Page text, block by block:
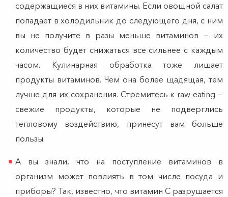
содержащиеся в них витамины. Если овощной салат
попадает в холодильник до следующего дня, с ним
вы не получите в разы меньше витаминов — их
количество будет снижаться все сильнее с каждым
часом. Кулинарная обработка тоже лишает
продукты витаминов. Чем она более щадящая, тем
лучше для их сохранения. Стремитесь к raw eating —
свежие продукты, которые не подверглись
тепловому воздействию, принесут вам больше
пользы.
А вы знали, что на поступление витаминов в
организм может повлиять в том числе посуда и
приборы? Так, известно, что витамин C разрушается